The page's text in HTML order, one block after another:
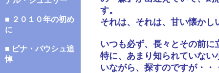
■ ２０１０年の初め
に
■ ピナ・バウシュ追
悼
す。
それは、それは、甘い懐かし
いつも必ず、長々とその前
特に、あまり知られていない
いながら、探すのですが・・